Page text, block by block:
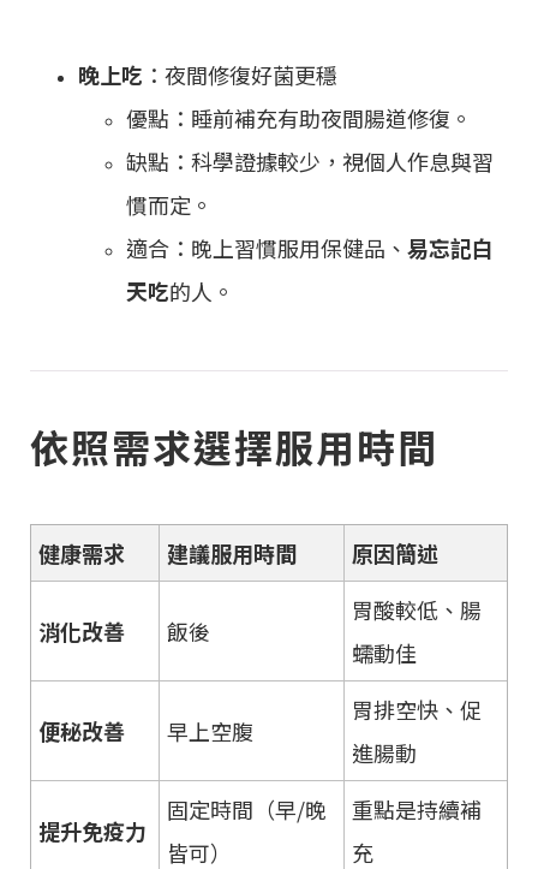
晚上吃 ：夜間修復好菌更穩
優點：睡前補充有助夜間腸道修復。
缺點：科學證據較少，視個人作息與習
慣而定。
適合：晚上習慣服用保健品、 易忘記白
天吃的人。
依照需求選擇服用時間
健康需求 建議服用時間 原因簡述
消化改善 飯後
胃酸較低、腸
蠕動佳
便秘改善 早上空腹
胃排空快、促
進腸動
提升免疫力
固定時間（早/晚
皆可）
重點是持續補
充